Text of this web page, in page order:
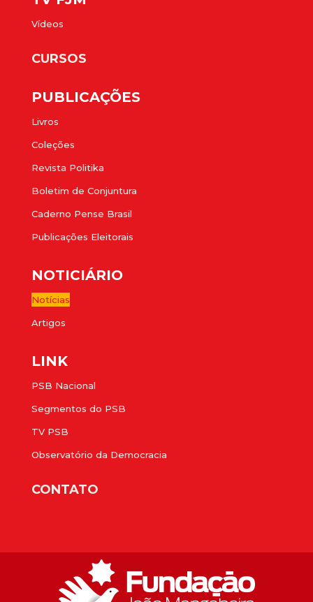
Vídeos
CURSOS
PUBLICAÇÕES
Livros
Coleções
Revista Politika
Boletim de Conjuntura
Caderno Pense Brasil
Publicações Eleitorais
NOTICIÁRIO
Notícias
Artigos
LINK
PSB Nacional
Segmentos do PSB
TV PSB
Observatório da Democracia
CONTATO